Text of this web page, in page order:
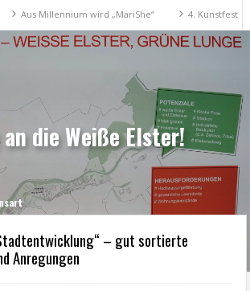
wird „MariShe“ 4. Kunstfest macht Zeitz zum
die Weiße Elster!
– gut sortierte
Anregungen